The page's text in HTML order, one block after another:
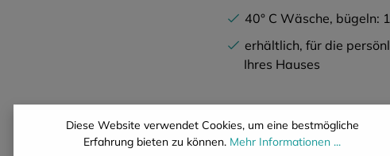
40° C Wäsche, bügeln:
erhältlich, für die
Ihres Hauses
Diese Website verwendet Cookies, um eine bestmögliche
Erfahrung bieten zu können. Mehr Informationen ...